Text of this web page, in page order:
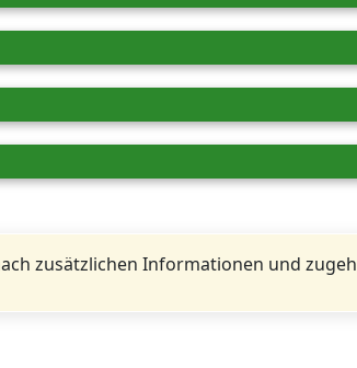
zusätzlichen Informationen und